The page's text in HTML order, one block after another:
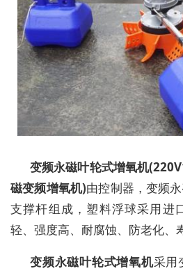
变频永磁叶轮式增氧机
磁变频增氧机)由控制器，变频
支撑杆组成，塑料浮球采用进
轻、强度高、耐腐蚀、防老化、
变频永磁叶轮式增氧机采用